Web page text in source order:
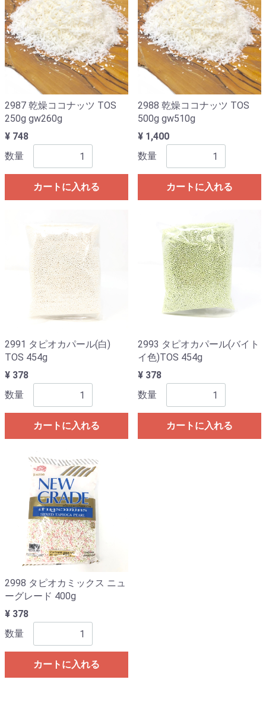
2987 乾燥ココナッツ TOS
250g gw260g
¥ 748
数量
カートに入れる
2988 乾燥ココナッツ TOS
500g gw510g
¥ 1,400
数量
カートに入れる
2991 タピオカパール(白)
TOS 454g
¥ 378
数量
カートに入れる
2993 タピオカパール(バイト
イ色)TOS 454g
¥ 378
数量
カートに入れる
2998 タピオカミックス ニュ
ーグレード 400g
¥ 378
数量
カートに入れる